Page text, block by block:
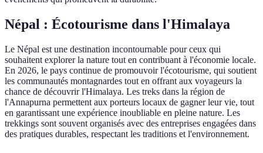
Népal : Écotourisme dans l'Himalaya
Le Népal est une destination incontournable pour ceux qui
souhaitent explorer la nature tout en contribuant à l'économie locale.
En 2026, le pays continue de promouvoir l'écotourisme, qui soutient
les communautés montagnardes tout en offrant aux voyageurs la
chance de découvrir l'Himalaya. Les treks dans la région de
l'Annapurna permettent aux porteurs locaux de gagner leur vie, tout
en garantissant une expérience inoubliable en pleine nature. Les
trekkings sont souvent organisés avec des entreprises engagées dans
des pratiques durables, respectant les traditions et l'environnement.